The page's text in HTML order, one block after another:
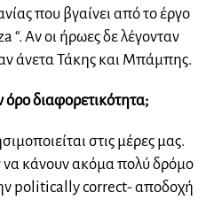
που βγαίνει από το έργο
“. Αν οι ήρωες δε λέγονταν
άνετα Τάκης και Μπάμπης.
διαφορετικότητα;
στις μέρες μας.
να κάνουν ακόμα πολύ δρόμο
politically correct- αποδοχή